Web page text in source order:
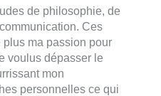
de philosophie, de
Ces
ma passion pour
voulus dépasser le
mon
personnelles ce qui